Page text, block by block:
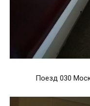
Поезд 030